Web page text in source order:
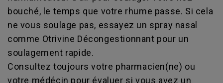
bouché, le temps que votre rhume passe. Si cela
ne vous soulage pas, essayez un spray nasal
comme Otrivine Décongestionnant pour un
soulagement rapide.
Consultez toujours votre pharmacien(ne) ou
votre médécin pour évaluer si vous avez un